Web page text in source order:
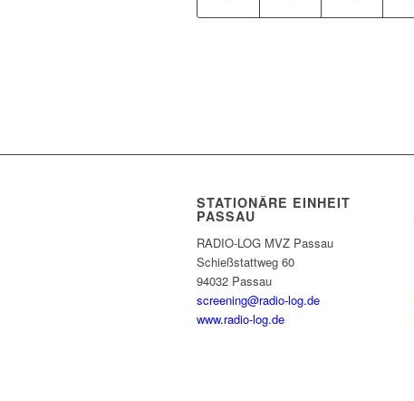
STATIONÄRE EINHEIT
PASSAU
RADIO-LOG MVZ Passau
Schießstattweg 60
94032 Passau
screening@radio-log.de
www.radio-log.de